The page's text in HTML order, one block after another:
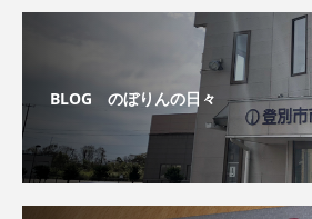
BLOG のぼりんの日々